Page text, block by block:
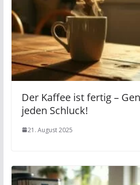
Der Kaffee ist fertig –
jeden Schluck!
21. August 2025